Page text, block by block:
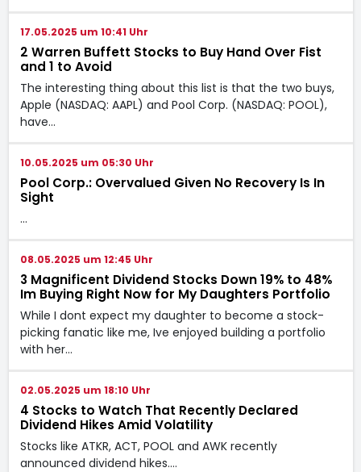
17.05.2025 um 10:41 Uhr
2 Warren Buffett Stocks to Buy Hand Over Fist
and 1 to Avoid
The interesting thing about this list is that the two buys,
Apple (NASDAQ: AAPL) and Pool Corp. (NASDAQ: POOL),
have…
10.05.2025 um 05:30 Uhr
Pool Corp.: Overvalued Given No Recovery Is In
Sight
…
08.05.2025 um 12:45 Uhr
3 Magnificent Dividend Stocks Down 19% to 48%
Im Buying Right Now for My Daughters Portfolio
While I dont expect my daughter to become a stock-
picking fanatic like me, Ive enjoyed building a portfolio
with her…
02.05.2025 um 18:10 Uhr
4 Stocks to Watch That Recently Declared
Dividend Hikes Amid Volatility
Stocks like ATKR, ACT, POOL and AWK recently
announced dividend hikes.…